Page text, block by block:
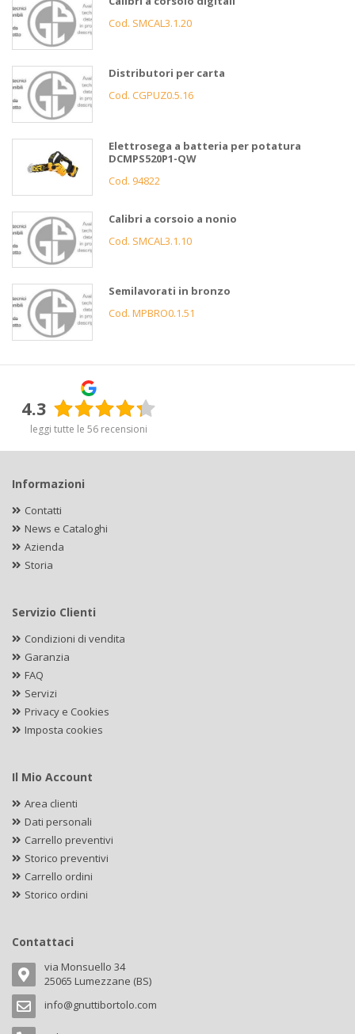
Cod. SMCAL3.1.20
Distributori per carta
Cod. CGPUZ0.5.16
Elettrosega a batteria per potatura
DCMPS520P1-QW
Cod. 94822
Calibri a corsoio a nonio
Cod. SMCAL3.1.10
Semilavorati in bronzo
Cod. MPBRO0.1.51
4.3
leggi tutte le 56 recensioni
Informazioni
Contatti
News e Cataloghi
Azienda
Storia
Servizio Clienti
Condizioni di vendita
Garanzia
FAQ
Servizi
Privacy e Cookies
Imposta cookies
Il Mio Account
Area clienti
Dati personali
Carrello preventivi
Storico preventivi
Carrello ordini
Storico ordini
Contattaci
via Monsuello 34
25065 Lumezzane (BS)
info@gnuttibortolo.com